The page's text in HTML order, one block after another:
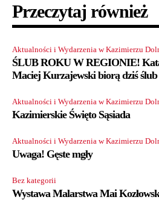
Przeczytaj również
Aktualności i Wydarzenia w Kazimierzu
ŚLUB ROKU W REGIONIE!
Maciej Kurzajewski biorą dziś
Aktualności i Wydarzenia w Kazimierzu
Kazimierskie Święto Sąsiada
Aktualności i Wydarzenia w Kazimierzu
Uwaga! Gęste mgły
Bez kategorii
Wystawa Malarstwa Mai